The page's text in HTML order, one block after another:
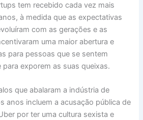
tem recebido cada vez mais
à medida que as expectativas
com as gerações e as
uma maior abertura e
para pessoas que se sentem
exporem as suas queixas.
que abalaram a indústria de
anos incluem a acusação pública de
por ter uma cultura sexista e